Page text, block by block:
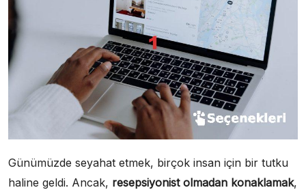
Günümüzde seyahat etmek, birçok insan için bir tutku
haline geldi. Ancak, resepsiyonist olmadan konaklamak,